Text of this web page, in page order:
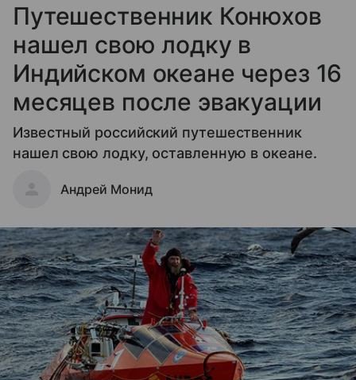
Путешественник Конюхов
нашел свою лодку в
Индийском океане через 16
месяцев после эвакуации
Известный российский путешественник
нашел свою лодку, оставленную в океане.
Андрей Монид